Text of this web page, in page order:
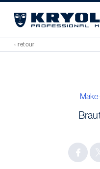
‹ retour